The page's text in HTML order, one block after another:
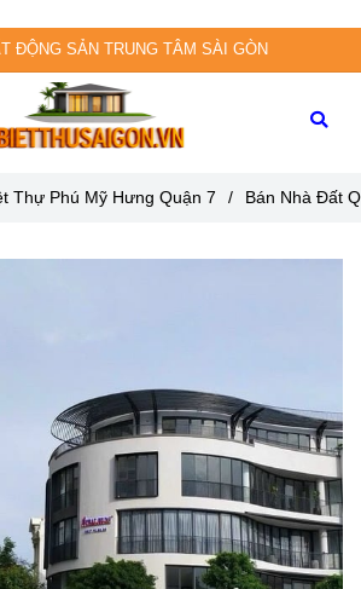
ĐỘNG SẢN TRUNG TÂM SÀI GÒN
Thự Phú Mỹ Hưng Quận 7 / Bán Nhà Đất